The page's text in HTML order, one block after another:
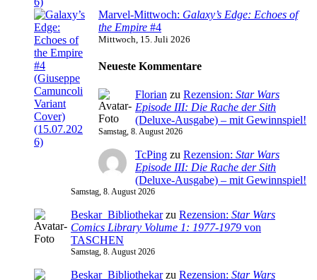
Marvel-Mittwoch: Galaxy’s Edge: Echoes of
the Empire #4
Mittwoch, 15. Juli 2026
Neueste Kommentare
Florian zu Rezension: Star Wars
Episode III: Die Rache der Sith
(Deluxe-Ausgabe) – mit Gewinnspiel!
Samstag, 8. August 2026
TcPing zu Rezension: Star Wars
Episode III: Die Rache der Sith
(Deluxe-Ausgabe) – mit Gewinnspiel!
Samstag, 8. August 2026
Beskar_Bibliothekarzu Rezension: Star Wars
Comics Library Volume 1: 1977-1979 von
TASCHEN
Samstag, 8. August 2026
Beskar_Bibliothekarzu Rezension: Star Wars